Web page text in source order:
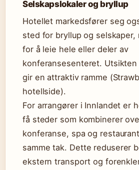
Selskapslokaler og bryllup
Hotellet markedsfører seg
sted for bryllup og selskaper,
for å leie hele eller deler av
konferansesenteret. Utsikten
gir en attraktiv ramme
hotellside).
For arrangører i Innlandet er
få steder som kombinerer
konferanse, spa og
samme tak. Dette reduserer
ekstern transport og